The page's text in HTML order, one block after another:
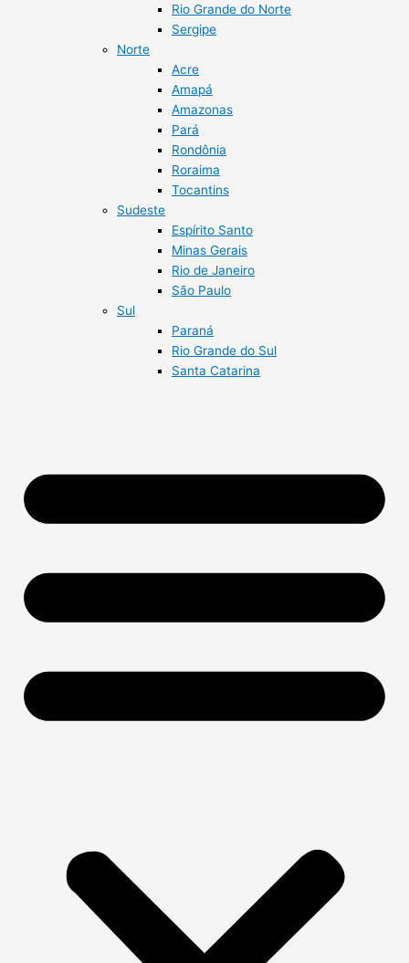
Rio Grande do Norte
Sergipe
Norte
Acre
Amapá
Amazonas
Pará
Rondônia
Roraima
Tocantins
Sudeste
Espírito Santo
Minas Gerais
Rio de Janeiro
São Paulo
Sul
Paraná
Rio Grande do Sul
Santa Catarina